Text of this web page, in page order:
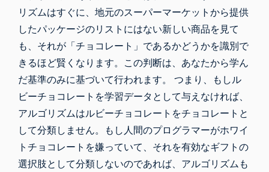
リズムはすぐに、地元のスーパーマーケットから提供
したパッケージのリストにはない新しい商品を見て
も、それが「チョコレート」であるかどうかを識別で
きるほど賢くなります。この判断は、あなたから学ん
だ基準のみに基づいて行われます。 つまり、もしル
ビーチョコレートを学習データとして与えなければ、
アルゴリズムはルビーチョコレートをチョコレートと
して分類しません。もし人間のプログラマーがホワイ
トチョコレートを嫌っていて、それを有効なギフトの
選択肢として分類しないのであれば、アルゴリズムも